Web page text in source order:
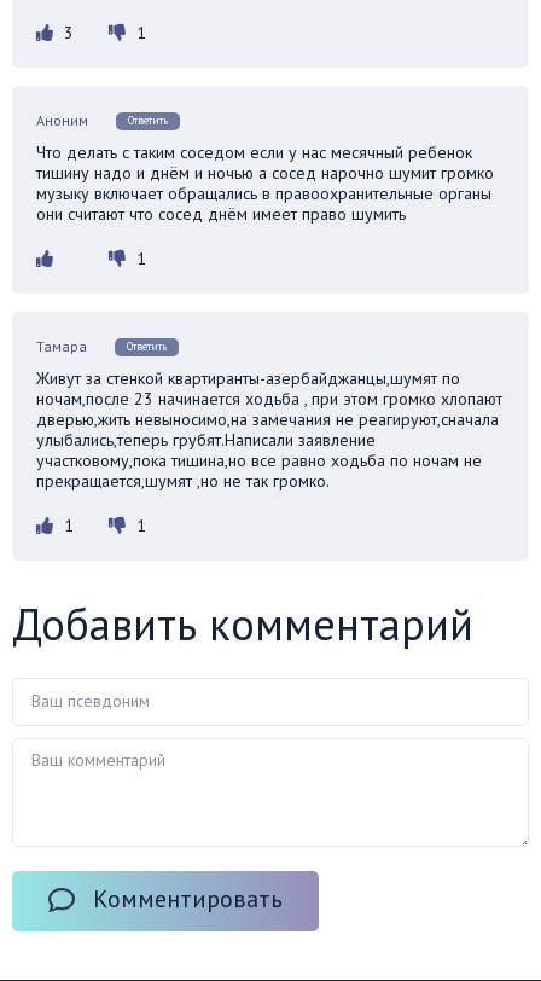
3 1
Аноним Ответить
Что делать с таким соседом если у нас месячный ребенок
тишину надо и днём и ночью а сосед нарочно шумит громко
музыку включает обращались в правоохранительные органы
они считают что сосед днём имеет право шумить
1
Тамара Ответить
Живут за стенкой квартиранты-азербайджанцы,шумят по
ночам,после 23 начинается ходьба , при этом громко хлопают
дверью,жить невыносимо,на замечания не реагируют,сначала
улыбались,теперь грубят.Написали заявление
участковому,пока тишина,но все равно ходьба по ночам не
прекращается,шумят ,но не так громко.
1 1
Добавить комментарий
Комментировать